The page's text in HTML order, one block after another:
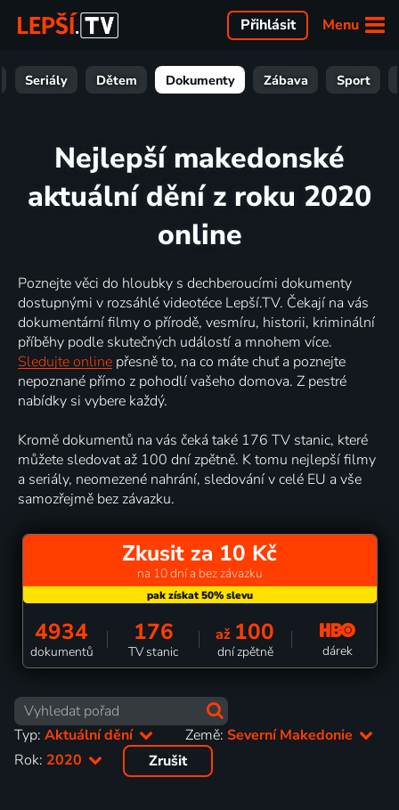
Menu
Přihlásit
Seriály Dětem Dokumenty Zábava Sport
Nejlepší makedonské
aktuální dění z roku 2020
online
Poznejte věci do hloubky s dechberoucími dokumenty
dostupnými v rozsáhlé videotéce Lepší.TV. Čekají na vás
dokumentární filmy o přírodě, vesmíru, historii, kriminální
příběhy podle skutečných událostí a mnohem více.
Sledujte online přesně to, na co máte chuť a poznejte
nepoznané přímo z pohodlí vašeho domova. Z pestré
nabídky si vybere každý.
Kromě dokumentů na vás čeká také 176 TV stanic, které
můžete sledovat až 100 dní zpětně. K tomu nejlepší filmy
a seriály, neomezené nahrání, sledování v celé EU a vše
samozřejmě bez závazku.
Zkusit za 10 Kč
na 10 dní a bez závazku
4934
dokumentů
176
TV stanic
až 100
dní zpětně dárek
Typ: Aktuální dění Země:Severní Makedonie
Rok: 2020 Zrušit